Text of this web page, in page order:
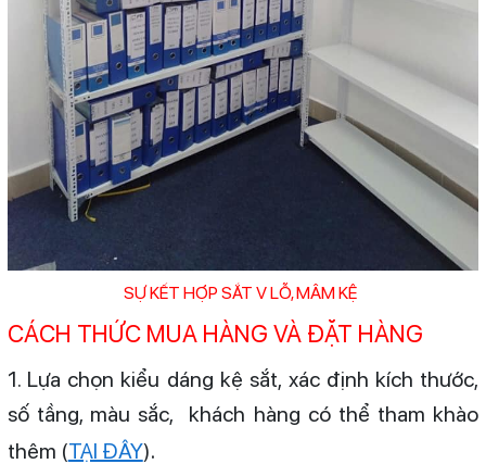
SỰ KẾT HỢP SẮT V LỖ, MÂM KỆ
CÁCH THỨC MUA HÀNG VÀ ĐẶT HÀNG
1. Lựa chọn kiểu dáng kệ sắt, xác định kích thước,
số tầng, màu sắc, khách hàng có thể tham khào
thêm (TẠI ĐÂY).